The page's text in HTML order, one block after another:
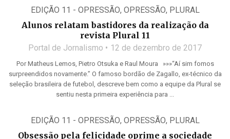
EDIÇÃO 11 - OPRESSÃO, OPRESSÃO, PLURAL
Alunos relatam bastidores da realização da
revista Plural 11
Portal de Jornalismo 12 de dezembro de 2017
Por Matheus Lemos, Pietro Otsuka e Raul Moura »»»“Aí sim fomos
surpreendidos novamente.” O famoso bordão de Zagallo, ex-técnico da
seleção brasileira de futebol, descreve bem como a equipe da Plural se
sentiu nesta primeira experiência para ...
EDIÇÃO 11 - OPRESSÃO, OPRESSÃO, PLURAL
Obsessão pela felicidade oprime a sociedade